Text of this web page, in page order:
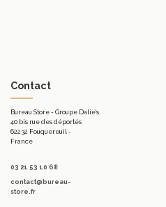
Contact
Bureau Store - Groupe Dalie's
40 bis rue des déportés
62232 Fouquereuil -
France
03 21 53 10 68
contact@bureau-
store.fr